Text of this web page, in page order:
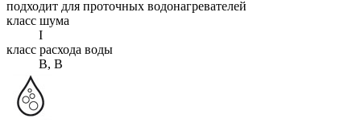
подходит для проточных водонагревателей
класс шума
I
класс расхода воды
B, B